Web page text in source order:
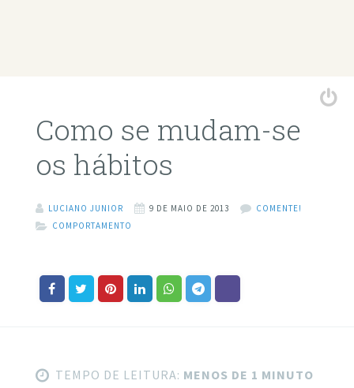
Como se mudam-se
os hábitos
LUCIANO JUNIOR 9 DE MAIO DE 2013
COMENTE!
COMPORTAMENTO
TEMPO DE LEITURA: MENOS DE 1 MINUTO